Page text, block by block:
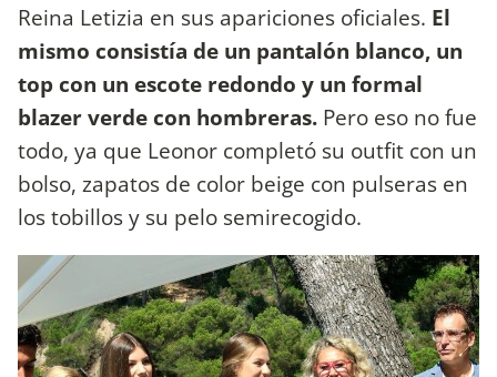
Reina Letizia en sus apariciones oficiales. El
mismo consistía de un pantalón blanco, un
top con un escote redondo y un formal
blazer verde con hombreras. Pero eso no fue
todo, ya que Leonor completó su outfit con un
bolso, zapatos de color beige con pulseras en
los tobillos y su pelo semirecogido.